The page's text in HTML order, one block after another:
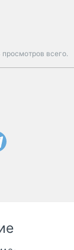
просмотров всего.